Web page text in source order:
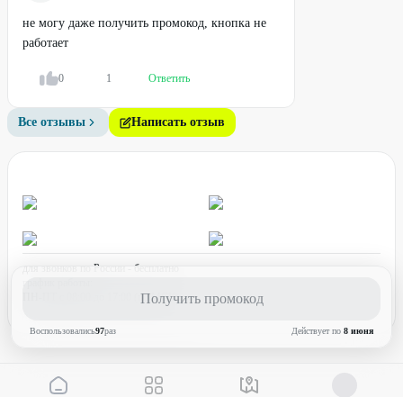
Получить промокод
Воспользовались97раз Действует по 8 июня
не могу даже получить промокод, кнопка не
работает
0 1 Ответить
Все отзывы Написать отзыв
для звонков по России - бесплатно
ПН-ПТ с 08:00 до 17:00 (по МСК)